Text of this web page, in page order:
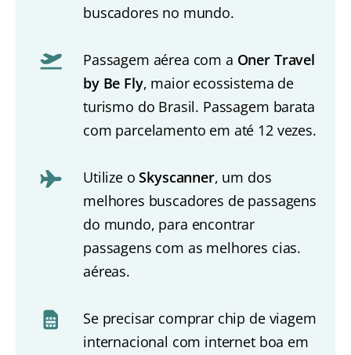
buscadores no mundo.
Passagem aérea com a Oner Travel
by Be Fly, maior ecossistema de
turismo do Brasil. Passagem barata
com parcelamento em até 12 vezes.
Utilize oSkyscanner, um dos
melhores buscadores de passagens
do mundo, para encontrar
passagens com as melhores cias.
aéreas.
Se precisar comprar chip de viagem
internacional com internet boa em